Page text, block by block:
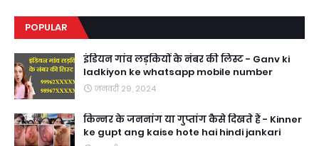
POPULAR
इंडियन गांव लड़कियों के नंबर की लिस्ट - Ganv ki
ladkiyon ke whatsapp mobile number
जनवरी 29, 2024
किन्नर के जननांग या गुप्तांग कैसे दिखते हैं - Kinner
ke gupt ang kaise hote hai hindi jankari